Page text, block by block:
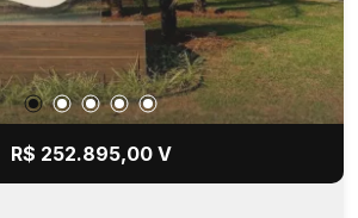
R$ 252.895,00 V